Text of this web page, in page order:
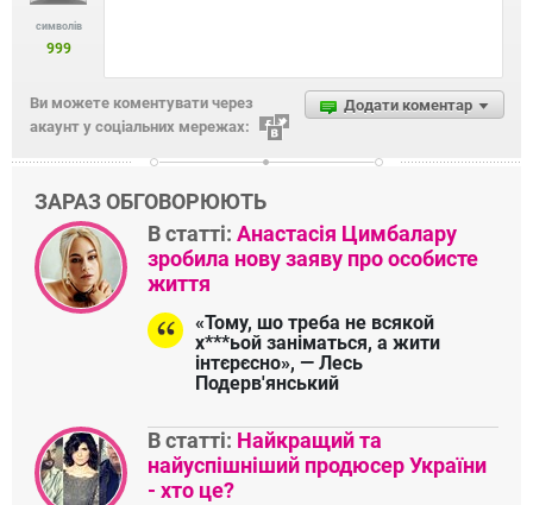
символів
999
Додати коментар
Ви можете коментувати через
акаунт у соціальних мережах:
ЗАРАЗ ОБГОВОРЮЮТЬ
В статті: Анастасія Цимбалару
зробила нову заяву про особисте
життя
«Тому, шо треба не всякой
х***ьой заніматься, а жити
інтєрєсно», — Лесь
Подерв'янський
В статті: Найкращий та
найуспішніший продюсер України
- хто це?